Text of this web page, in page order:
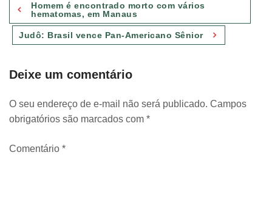
de
Post
Homem é encontrado morto com vários
hematomas, em Manaus
Judô: Brasil vence Pan-Americano Sênior
Deixe um comentário
O seu endereço de e-mail não será publicado. Campos
obrigatórios são marcados com *
Comentário *